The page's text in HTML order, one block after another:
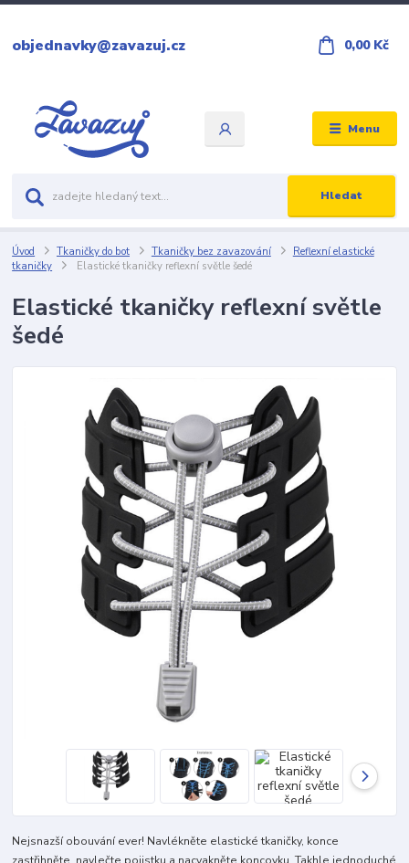
Menu
Hledat
objednavky@zavazuj.cz 0,00 Kč
Úvod Tkaničky do bot Tkaničky bez zavazování
Reflexní elastické
tkaničky
Elastické tkaničky reflexní světle šedé
Elastické tkaničky reflexní světle
šedé
Nejsnazší obouvání ever! Navlékněte elastické tkaničky, konce